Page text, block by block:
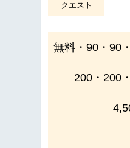
クエスト
無料・90・90
200・200